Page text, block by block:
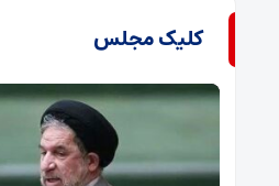
کلیک مجلس